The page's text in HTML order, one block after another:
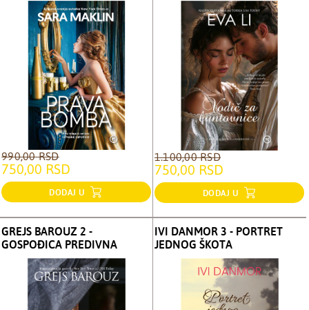
990,00 RSD
750,00 RSD
DODAJ U
1.100,00 RSD
750,00 RSD
DODAJ U
GREJS BAROUZ 2 -
GOSPOĐICA PREDIVNA
IVI DANMOR 3 - PORTRET
JEDNOG ŠKOTA